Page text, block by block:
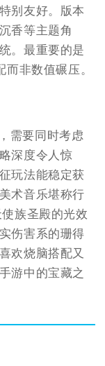
别友好。版本
香等主题角
。最重要的是
非数值碾压。
需要同时考虑
深度令人惊
玩法能稳定获
术音乐堪称行
族圣殿的光效
伤害系的珊得
欢烧脑搭配又
游中的宝藏之